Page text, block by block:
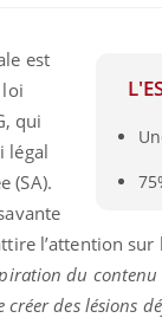
est
qui
légal
(SA).
l’attention
du
des lésions